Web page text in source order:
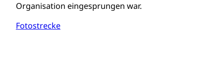
Organisation eingesprungen war.
Fotostrecke